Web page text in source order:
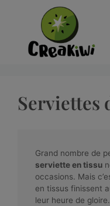
Serviettes
Grand nombre de
serviette en tissu
occasions. Mais
en tissus finissent
leur heure de